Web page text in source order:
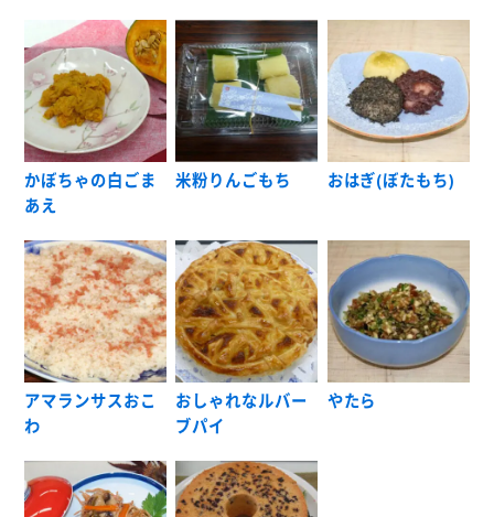
かぼちゃの白ごま
あえ
米粉りんごもち おはぎ(ぼたもち)
アマランサスおこ
わ
おしゃれなルバー
ブパイ
やたら